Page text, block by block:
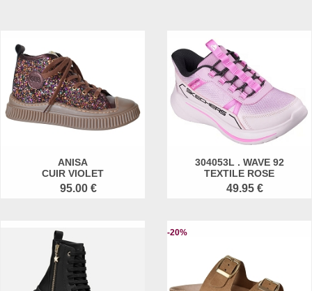
ANISA
CUIR VIOLET
95.00 €
304053L . WAVE 92
TEXTILE ROSE
49.95 €
-20%